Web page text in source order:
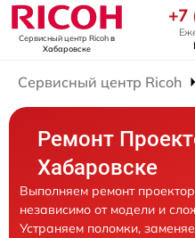
Сервисный центр Ricohв
Хабаровске
+7
Сервисный центр Ricoh
Ремонт
Хабаровске
Выполняем ремонт
независимо от модели и
Устраняем поломки,